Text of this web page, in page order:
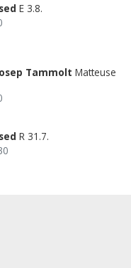
E 3.8.
Tammolt Matteuse
R 31.7.